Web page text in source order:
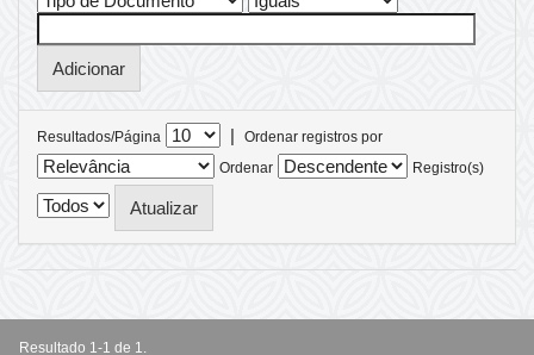
Resultados/Página |
Ordenar registros por
Ordenar
Registro(s)
Resultado 1-1 de 1.